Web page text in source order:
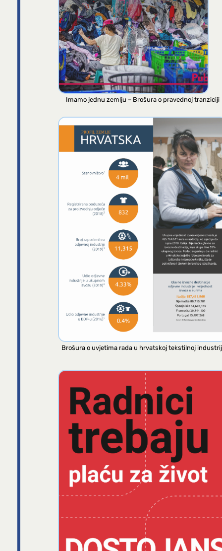
Imamo jednu zemlju – Brošura o pravednoj tranziciji
Brošura o uvjetima rada u hrvatskoj tekstilnoj